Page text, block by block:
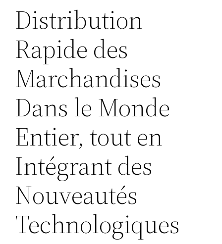
Distribution
Rapide des
Marchandises
Dans le Monde
Entier, tout en
Intégrant des
Nouveautés
Technologiques